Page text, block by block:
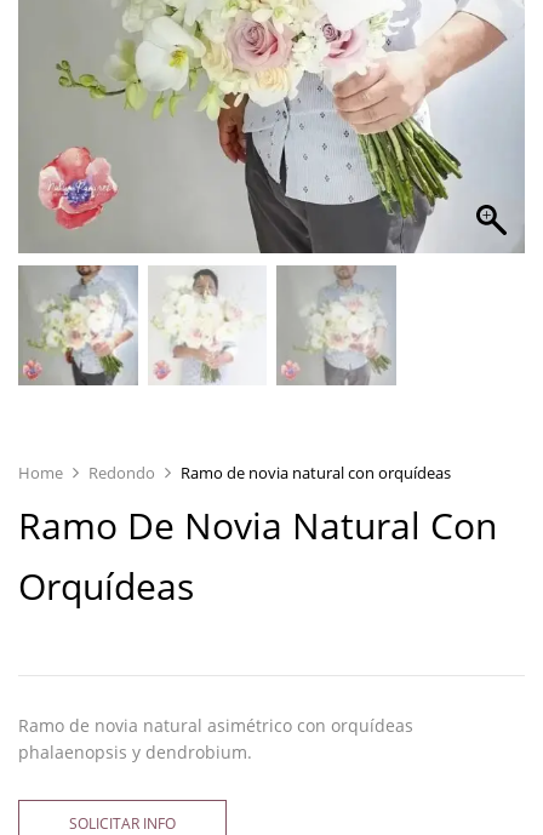
Home Redondo Ramo de novia natural con orquídeas
Ramo De Novia Natural Con
Orquídeas
Ramo de novia natural asimétrico con orquídeas
phalaenopsis y dendrobium.
SOLICITAR INFO